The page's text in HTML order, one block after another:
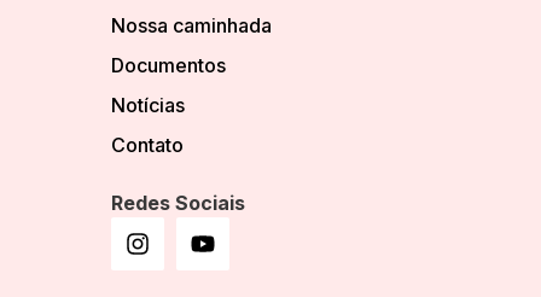
Nossa caminhada
Documentos
Notícias
Contato
Redes Sociais